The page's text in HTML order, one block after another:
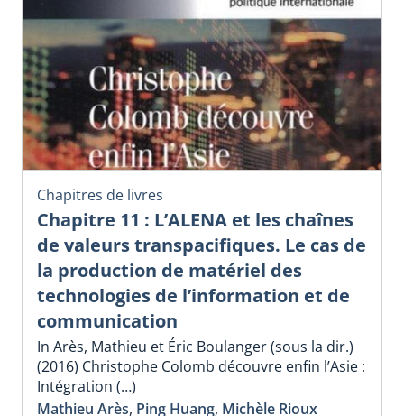
Chapitres de livres
Chapitre 11 : L’ALENA et les chaînes
de valeurs transpacifiques. Le cas de
la production de matériel des
technologies de l’information et de
communication
In Arès, Mathieu et Éric Boulanger (sous la dir.)
(2016) Christophe Colomb découvre enfin l’Asie :
Intégration (…)
Mathieu Arès, Ping Huang, Michèle Rioux